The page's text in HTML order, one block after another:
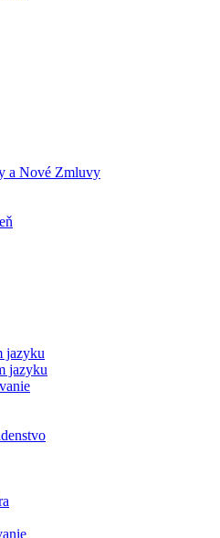
a Nové Zmluvy
jazyku
jazyku